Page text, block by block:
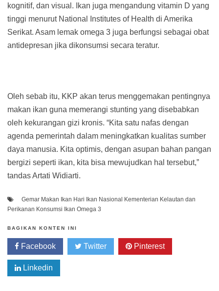
kognitif, dan visual. Ikan juga mengandung vitamin D yang
tinggi menurut National Institutes of Health di Amerika
Serikat. Asam lemak omega 3 juga berfungsi sebagai obat
antidepresan jika dikonsumsi secara teratur.
Oleh sebab itu, KKP akan terus menggemakan pentingnya
makan ikan guna memerangi stunting yang disebabkan
oleh kekurangan gizi kronis. “Kita satu nafas dengan
agenda pemerintah dalam meningkatkan kualitas sumber
daya manusia. Kita optimis, dengan asupan bahan pangan
bergizi seperti ikan, kita bisa mewujudkan hal tersebut,”
tandas Artati Widiarti.
Gemar Makan Ikan Hari Ikan Nasional Kementerian Kelautan dan
Perikanan Konsumsi Ikan Omega 3
BAGIKAN KONTEN INI
Facebook Twitter Pinterest
Linkedin